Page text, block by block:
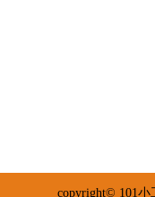
copyright© 101